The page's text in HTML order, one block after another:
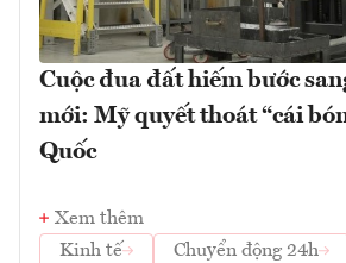
Cuộc đua đất hiếm bước
mới: Mỹ quyết thoát “cái
Quốc
Xem thêm
Kinh tế
Chuyển động 24h